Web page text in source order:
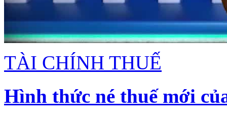
TÀI CHÍNH THUẾ
Hình thức né thuế mới